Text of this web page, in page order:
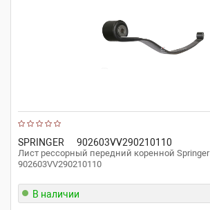
SPRINGER 902603VV290210110
Лист рессорный передний коренной Springer
902603VV290210110
В наличии